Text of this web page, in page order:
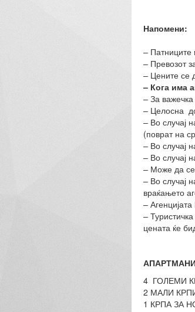
Напомени:
–
– Превозот
– Цените се
– Кога има
– За
– Целосна
– Во случај
(поврат на
– Во случај
– Во случај
– Може да се
– Во случај
враќањето
–
–
цената ќе
4 ГОЛЕМИ
2 МАЛИ
1 КРПА ЗА